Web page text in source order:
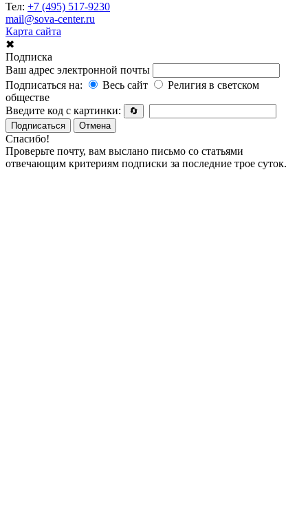
Тел: +7 (495) 517-9230
mail@sova-center.ru
Карта сайта
✖
Подписка
Ваш адрес электронной почты
Подписаться на:
Весь сайт
Религия в светском
обществе
Введите код с картинки:
🔄
Подписаться
Отмена
Спасибо!
Проверьте почту, вам выслано письмо со статьями
отвечающим критериям подписки за последние трое суток.